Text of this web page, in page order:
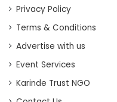
Privacy Policy
Terms & Conditions
Advertise with us
Event Services
Karinde Trust NGO